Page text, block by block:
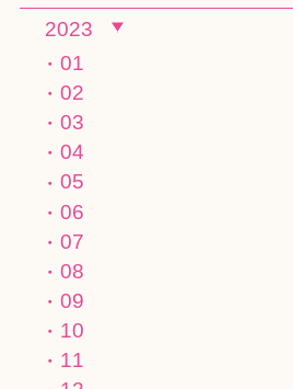
2023
01
02
03
04
05
06
07
08
09
10
11